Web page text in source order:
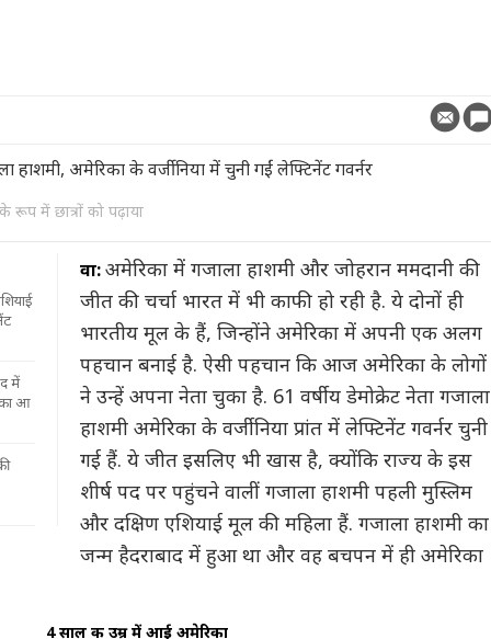
रूप में छात्रों को पढ़ाया
में
आ
वा:अमेरिका में गजाला हाशमी और जोहरान ममदानी की
जीत की चर्चा भारत में भी काफी हो रही है. ये दोनों ही
भारतीय मूल के हैं, जिन्‍होंने अमेरिका में अपनी एक अलग
पहचान बनाई है. ऐसी पहचान कि आज अमेरिका के लोगों
ने उन्‍हें अपना नेता चुका है. 61 वर्षीय डेमोक्रेट नेता गजाला
हाशमी अमेरिका के वर्जीनिया प्रांत में लेफ्टिनेंट गवर्नर चुनी
गई हैं. ये जीत इसलिए भी खास है, क्‍योंकि राज्य के इस
शीर्ष पद पर पहुंचने वालीं गजाला हाशमी पहली मुस्लिम
और दक्षिण एशियाई मूल की महिला हैं. गजाला हाशमी का
जन्‍म हैदराबाद में हुआ था और वह बचपन में ही अमेरिका
4 साल की उम्र में आई अमेरिका